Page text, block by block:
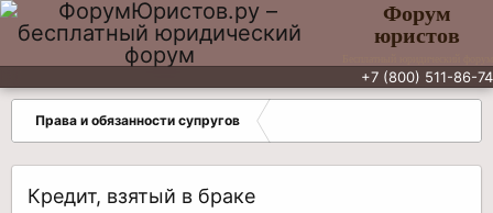
Форум
юристов
+7 (800) 511-86-74
Права и обязанности супругов
Кредит, взятый в браке